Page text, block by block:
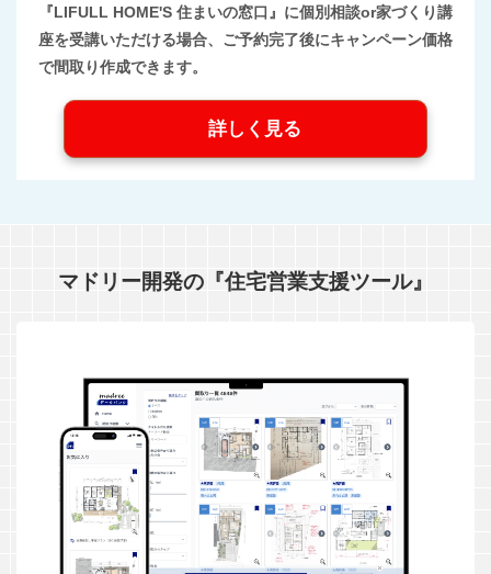
『LIFULL HOME'S 住まいの窓口』に個別相談or家づくり講
座を受講いただける場合、ご予約完了後にキャンペーン価格
で間取り作成できます。
詳しく見る
マドリー開発の『住宅営業支援ツール』